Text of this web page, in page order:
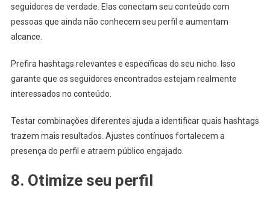
seguidores de verdade. Elas conectam seu conteúdo com
pessoas que ainda não conhecem seu perfil e aumentam
alcance.
Prefira hashtags relevantes e específicas do seu nicho. Isso
garante que os seguidores encontrados estejam realmente
interessados no conteúdo.
Testar combinações diferentes ajuda a identificar quais hashtags
trazem mais resultados. Ajustes contínuos fortalecem a
presença do perfil e atraem público engajado.
8. Otimize seu perfil